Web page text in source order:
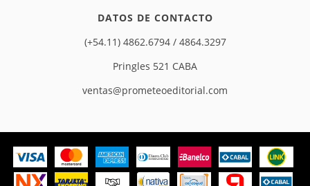
DATOS DE CONTACTO
(+54.11) 4862.6794 / 4864.3297
Pringles 521 CABA
ventas@prometeoeditorial.com